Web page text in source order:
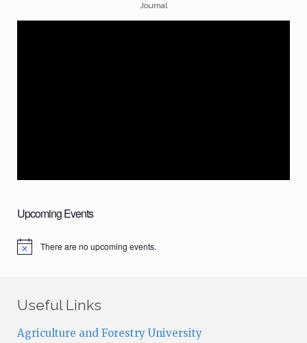
Journal
Upcoming Events
N
e
There are no upcoming events.
Useful Links
Agriculture and Forestry University